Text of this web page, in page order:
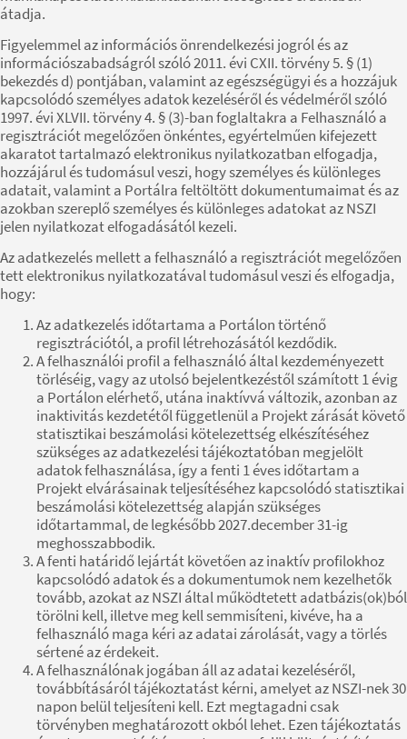
átadja.
Figyelemmel az információs önrendelkezési jogról és az
információszabadságról szóló 2011. évi CXII. törvény 5. § (1)
bekezdés d) pontjában, valamint az egészségügyi és a hozzájuk
kapcsolódó személyes adatok kezeléséről és védelméről szóló
1997. évi XLVII. törvény 4. § (3)-ban foglaltakra a Felhasználó a
regisztrációt megelőzően önkéntes, egyértelműen kifejezett
akaratot tartalmazó elektronikus nyilatkozatban elfogadja,
hozzájárul és tudomásul veszi, hogy személyes és különleges
adatait, valamint a Portálra feltöltött dokumentumaimat és az
azokban szereplő személyes és különleges adatokat az NSZI
jelen nyilatkozat elfogadásától kezeli.
Az adatkezelés mellett a felhasználó a regisztrációt megelőzően
tett elektronikus nyilatkozatával tudomásul veszi és elfogadja,
hogy:
Az adatkezelés időtartama a Portálon történő
regisztrációtól, a profil létrehozásától kezdődik.
A felhasználói profil a felhasználó által kezdeményezett
törléséig, vagy az utolsó bejelentkezéstől számított 1 évig
a Portálon elérhető, utána inaktívvá változik, azonban az
inaktivitás kezdetétől függetlenül a Projekt zárását követő
statisztikai beszámolási kötelezettség elkészítéséhez
szükséges az adatkezelési tájékoztatóban megjelölt
adatok felhasználása, így a fenti 1 éves időtartam a
Projekt elvárásainak teljesítéséhez kapcsolódó statisztikai
beszámolási kötelezettség alapján szükséges
időtartammal, de legkésőbb 2027.december 31-ig
meghosszabbodik.
A fenti határidő lejártát követően az inaktív profilokhoz
kapcsolódó adatok és a dokumentumok nem kezelhetők
tovább, azokat az NSZI által működtetett adatbázis(ok)ból
törölni kell, illetve meg kell semmisíteni, kivéve, ha a
felhasználó maga kéri az adatai zárolását, vagy a törlés
sértené az érdekeit.
A felhasználónak jogában áll az adatai kezeléséről,
továbbításáról tájékoztatást kérni, amelyet az NSZI-nek 30
napon belül teljesíteni kell. Ezt megtagadni csak
törvényben meghatározott okból lehet. Ezen tájékoztatás